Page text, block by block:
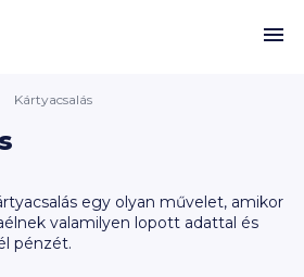
Kártyacsalás
egy olyan művelet, amikor
valamilyen lopott adattal és
pénzét.